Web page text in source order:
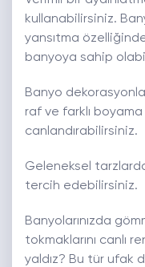
kullanabilirsiniz.
yansıtma
banyoya sahip
Banyo
raf ve farklı
canlandırabilirsiniz.
Geleneksel
tercih edebilirsiniz.
Banyolarınızda
tokmaklarını canlı
yaldız? Bu tür ufak